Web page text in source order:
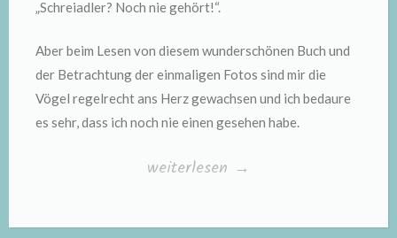
„Schreiadler? Noch nie gehört!“.
Aber beim Lesen von diesem wunderschönen Buch und
der Betrachtung der einmaligen Fotos sind mir die
Vögel regelrecht ans Herz gewachsen und ich bedaure
es sehr, dass ich noch nie einen gesehen habe.
„„Könige
Lüfte“
weiterlesen →